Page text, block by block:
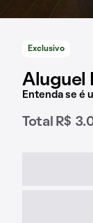
Exclusivo
Aluguel
Entenda se é
Total R$